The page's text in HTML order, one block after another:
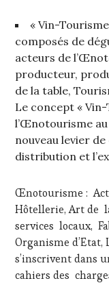
« Vin-
composés de
acteurs de
producteur,
de la table,
Le concept «
l’Œnotourisme
nouveau levier
distribution et
Œnotourisme :
Hôtellerie, Art de
services locaux,
Organisme
s’inscrivent dans
cahiers des